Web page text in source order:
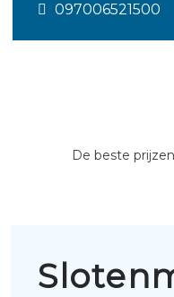
097006521500
De beste